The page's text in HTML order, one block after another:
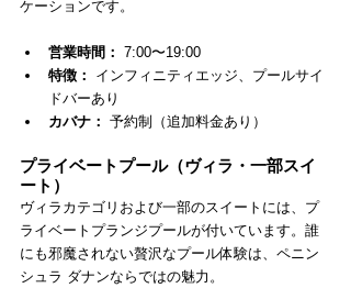
ケーションです。
営業時間： 7:00〜19:00
特徴：
インフィニティエッジ、プールサイ
ドバーあり
カバナ： 予約制（追加料金あり）
プライベートプール（ヴィラ・一部スイ
ート）
ヴィラカテゴリおよび一部のスイートには、プ
ライベートプランジプールが付いています。誰
にも邪魔されない贅沢なプール体験は、ペニン
シュラ ダナンならではの魅力。